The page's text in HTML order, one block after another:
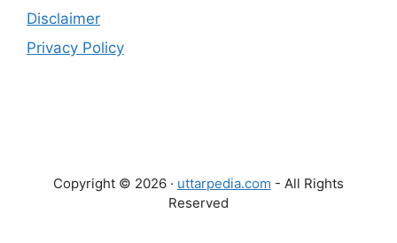
Disclaimer
Privacy Policy
Copyright © 2026 · uttarpedia.com - All Rights
Reserved